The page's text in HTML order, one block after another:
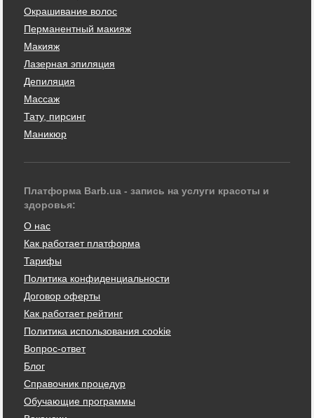
Окрашивание волос
Перманентный макияж
Макияж
Лазерная эпиляция
Депиляция
Массаж
Тату, пирсинг
Маникюр
Платформа Barb.ua - запись на услуги красоты и
здоровья:
О нас
Как работает платформа
Тарифы
Политика конфиденциальности
Договор оферты
Как работает рейтинг
Политика использования cookie
Вопрос-ответ
Блог
Справочник процедур
Обучающие программы